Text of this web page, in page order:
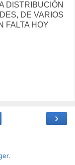
DISTRIBUCIÓN
DE VARIOS
FALTA HOY
›
.